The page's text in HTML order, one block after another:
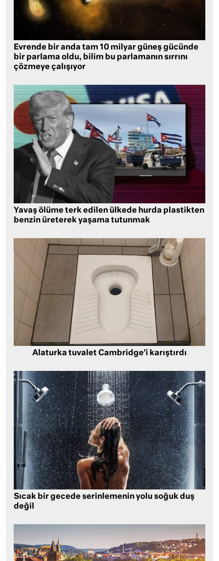
Evrende bir anda tam 10 milyar güneş gücünde
bir parlama oldu, bilim bu parlamanın sırrını
çözmeye çalışıyor
Yavaş ölüme terk edilen ülkede hurda plastikten
benzin üreterek yaşama tutunmak
Alaturka tuvalet Cambridge’i karıştırdı
Sıcak bir gecede serinlemenin yolu soğuk duş
değil